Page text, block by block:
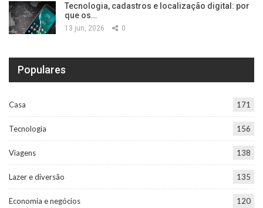
Tecnologia, cadastros e localização digital: por
que os…
13 jun, 2026 0
Populares
Casa 171
Tecnologia 156
Viagens 138
Lazer e diversão 135
Economia e negócios 120